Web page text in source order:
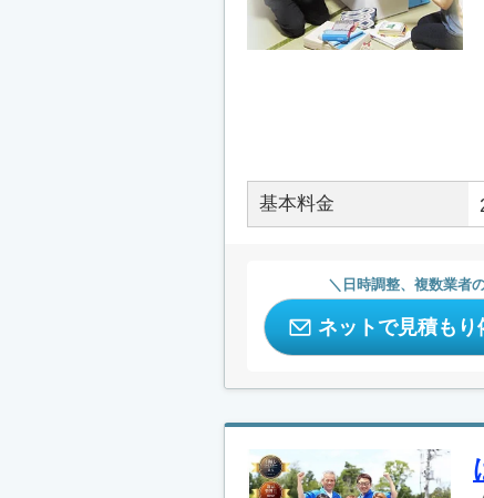
基本料金
日時調整、複数業者
ネットで見積もり